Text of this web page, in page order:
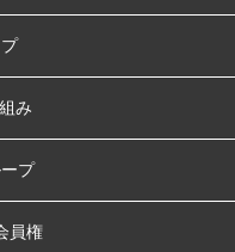
み
プ
員権